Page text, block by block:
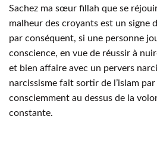
Sachez ma sœur fillah que se
malheur des croyants est un signe
par conséquent, si une personne
conscience, en vue de réussir à
et bien affaire avec un pervers
narcissisme fait sortir de l’islam par
consciemment au dessus de la
constante.